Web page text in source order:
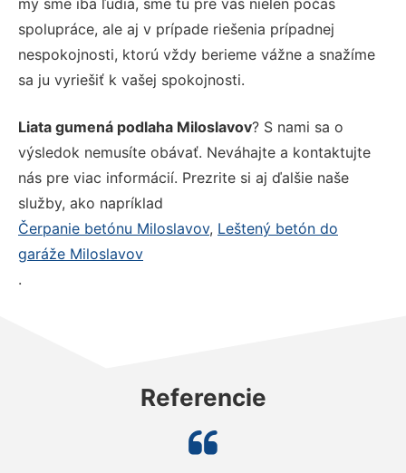
spolupráce, ale aj v prípade riešenia prípadnej
nespokojnosti, ktorú vždy berieme vážne a snažíme
sa ju vyriešiť k vašej spokojnosti.
Liata gumená podlaha Miloslavov? S nami sa o
výsledok nemusíte obávať. Neváhajte a kontaktujte
nás pre viac informácií. Prezrite si aj ďalšie naše
služby, ako napríklad
Čerpanie betónu Miloslavov, Leštený betón do
garáže Miloslavov
.
Referencie